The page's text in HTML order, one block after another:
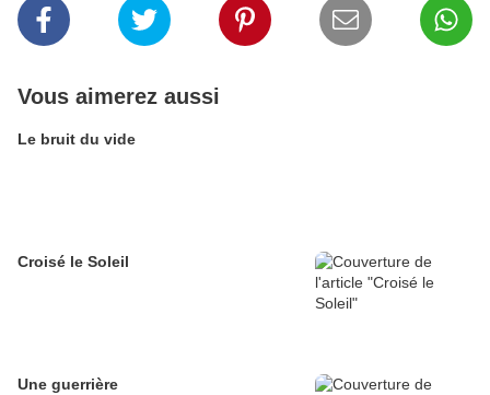
Vous aimerez aussi
Le bruit du vide
Croisé le Soleil
Une guerrière